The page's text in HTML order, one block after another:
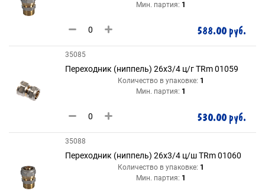
Мин. партия: 1
588.00 руб.
35085
Переходник (ниппель) 26х3/4 ц/г TRm 01059
Количество в упаковке: 1
Мин. партия: 1
530.00 руб.
35088
Переходник (ниппель) 26х3/4 ц/ш TRm 01060
Количество в упаковке: 1
Мин. партия: 1